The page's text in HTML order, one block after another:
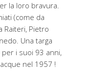
la loro bravura.
(come da
Raiteri, Pietro
Una targa
i suoi 93 anni,
nel 1957 !